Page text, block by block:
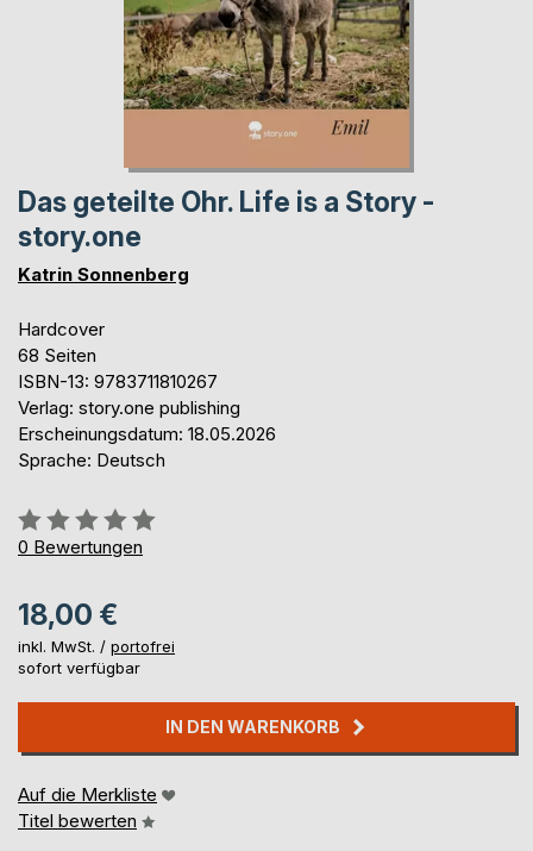
Das geteilte Ohr. Life is a Story -
story.one
Katrin Sonnenberg
Hardcover
68 Seiten
ISBN-13: 9783711810267
Verlag: story.one publishing
Erscheinungsdatum: 18.05.2026
Sprache: Deutsch
Bewertung::
0%
0 Bewertungen
18,00 €
inkl. MwSt. / portofrei
sofort verfügbar
IN DEN WARENKORB
Auf die Merkliste
Titel bewerten